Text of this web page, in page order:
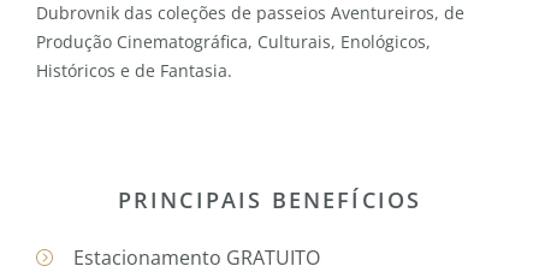
Dubrovnik das coleções de passeios Aventureiros, de
Produção Cinematográfica, Culturais, Enológicos,
Históricos e de Fantasia.
PRINCIPAIS BENEFÍCIOS
Estacionamento GRATUITO